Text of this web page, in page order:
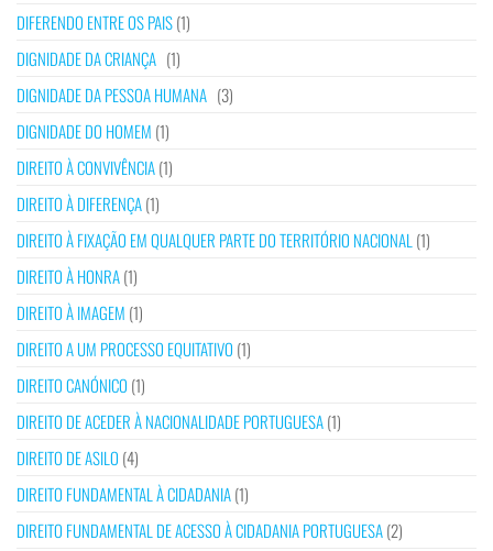
DIFERENDO ENTRE OS PAIS(1)
DIGNIDADE DA CRIANÇA (1)
DIGNIDADE DA PESSOA HUMANA (3)
DIGNIDADE DO HOMEM (1)
DIREITO À CONVIVÊNCIA(1)
DIREITO À DIFERENÇA(1)
DIREITO À FIXAÇÃO EM QUALQUER PARTE DO TERRITÓRIO NACIONAL (1)
DIREITO À HONRA(1)
DIREITO À IMAGEM (1)
DIREITO A UM PROCESSO EQUITATIVO (1)
DIREITO CANÓNICO (1)
DIREITO DE ACEDER À NACIONALIDADE PORTUGUESA(1)
DIREITO DE ASILO (4)
DIREITO FUNDAMENTAL À CIDADANIA(1)
DIREITO FUNDAMENTAL DE ACESSO À CIDADANIA PORTUGUESA(2)